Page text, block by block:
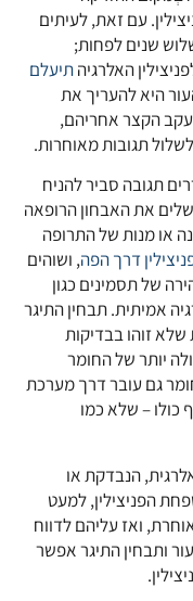
עם זאת, לעיתים
שנים לפחות;
תיעלם
היא להעריך את
הקצר אחריהם,
תגובות מאוחרות.
תגובה סביר להניח
את האבחון הרופאה
או מנות של התרופה
דרך הפהקובץ מסוג PDF
, ושוהים
של תסמינים כגון
אמיתית. תבחין התיגר
זוהו בבדיקות
יותר של החומר
גם עובר דרך מערכת
כולו – שלא כמו
הנבדקת או
הפניצילין, למעט
ואז עליהם לדווח
ותבחין התיגר אפשר